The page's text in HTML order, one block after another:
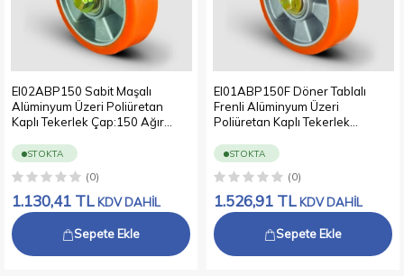
EI02ABP150 Sabit Maşalı
Alüminyum Üzeri Poliüretan
Kaplı Tekerlek Çap:150 Ağır
Bağlantılı Bilya Rulmanlı
STOKTA
(0)
1.130,41 TL KDV DAHİL
Sepete Ekle
EI01ABP150F Döner Tablalı
Frenli Alüminyum Üzeri
Poliüretan Kaplı Tekerlek
Sarı Maşalı Oynak Tabla
Bağlantılı Kilitli Bilya Rulmanlı
STOKTA
(0)
1.526,91 TL KDV DAHİL
Sepete Ekle